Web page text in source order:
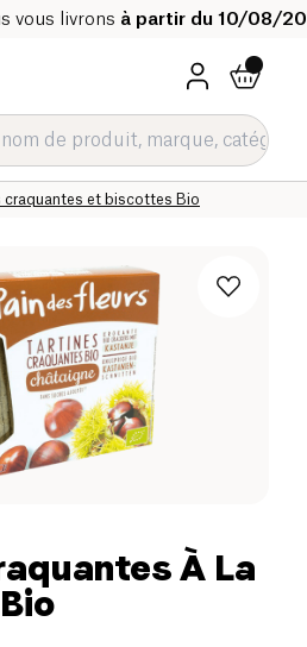
vous livrons à partir du 10/08/
craquantes et biscottes Bio
Epicerie salée Bio
bio
À La